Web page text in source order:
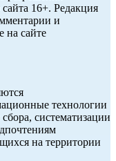
сайта 16+. Редакция
и
на сайте
технологии
систематизации
на территории